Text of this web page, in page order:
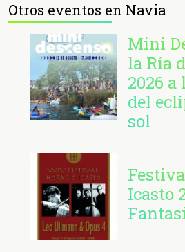
Otros eventos en Navia
Mini
la Ría
2026 a
del
sol
Icasto